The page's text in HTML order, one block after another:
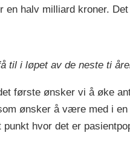
en halv milliard kroner.
til i løpet av de neste ti
første ønsker vi å øke
ønsker å være med i
hvor det er